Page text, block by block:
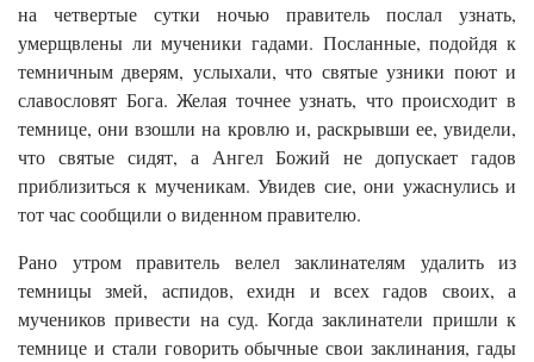
на четвертые сутки ночью правитель послал узнать,
умерщвлены ли мученики гадами. Посланные, подойдя к
темничным дверям, услыхали, что святые узники поют и
славословят Бога. Желая точнее узнать, что происходит в
темнице, они взошли на кровлю и, раскрывши ее, увидели,
что святые сидят, а Ангел Божий не допускает гадов
приблизиться к мученикам. Увидев сие, они ужаснулись и
тот час сообщили о виденном правителю.
Рано утром правитель велел заклинателям удалить из
темницы змей, аспидов, ехидн и всех гадов своих, а
мучеников привести на суд. Когда заклинатели пришли к
темнице и стали говорить обычные свои заклинания, гады